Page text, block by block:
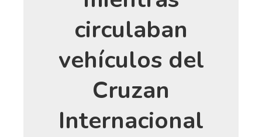
circulaban
vehículos del
Cruzan
Internacional